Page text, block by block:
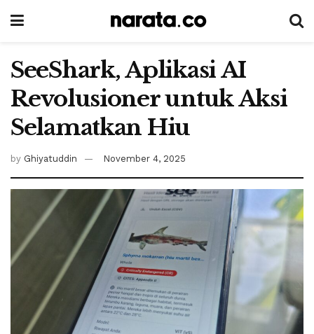
SeeShark, Aplikasi AI
Revolusioner untuk Aksi
Selamatkan Hiu
by Ghiyatuddin November 4, 2025